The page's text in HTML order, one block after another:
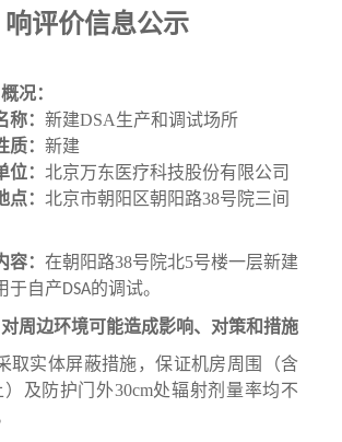
响评价信息公示
况：
称： 新建DSA生产和调试场所
质： 新建
位： 北京万东医疗科技股份有限公司
点： 北京市朝阳区朝阳路38号院三间
容： 在朝阳路38号院北5号楼一层新建
于自产DSA的调试。
周边环境可能造成影响、对策和措施
取实体屏蔽措施，保证机房周围（含
及防护门外30cm处辐射剂量率均不